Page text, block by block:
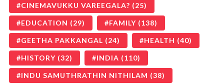
CINEMAVUKKU VAREEGALA? (25)
EDUCATION (29) FAMILY (138)
GEETHA PAKKANGAL (24) HEALTH (40)
HISTORY (32) INDIA (110)
INDU SAMUTHRATHIN NITHILAM (38)